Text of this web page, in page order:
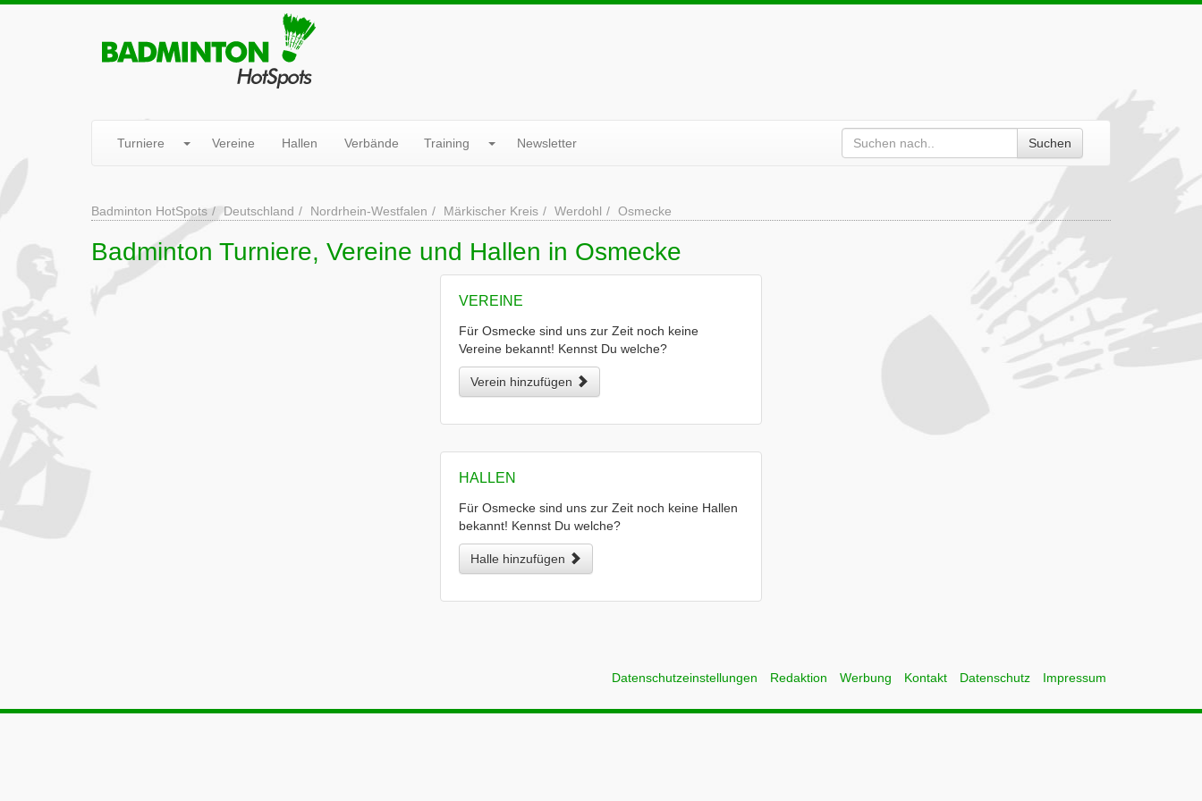
Turniere Vereine Hallen Verbände Training Newsletter Suchen
Badminton HotSpots Deutschland Nordrhein-Westfalen Märkischer Kreis Werdohl Osmecke
Badminton Turniere, Vereine und Hallen in Osmecke
VEREINE
Für Osmecke sind uns zur Zeit noch keine
Vereine bekannt! Kennst Du welche?
Verein hinzufügen
HALLEN
Für Osmecke sind uns zur Zeit noch keine Hallen
bekannt! Kennst Du welche?
Halle hinzufügen
Datenschutzeinstellungen Redaktion Werbung Kontakt Datenschutz Impressum